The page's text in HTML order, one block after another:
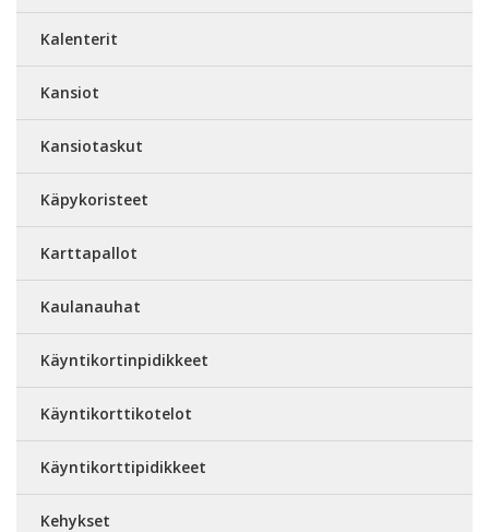
Kalenterit
Kansiot
Kansiotaskut
Käpykoristeet
Karttapallot
Kaulanauhat
Käyntikortinpidikkeet
Käyntikorttikotelot
Käyntikorttipidikkeet
Kehykset